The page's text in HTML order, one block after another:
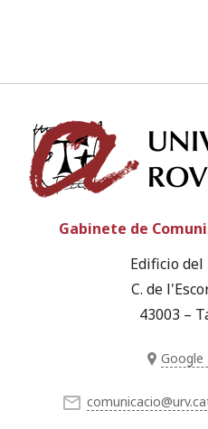
Gabinete de
Edificio del
C. de
43003 –
Google